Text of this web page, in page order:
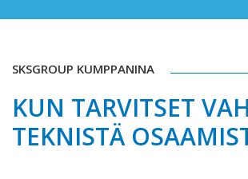
SKSGROUP KUMPPANINA
KUN TARVITSET
TEKNISTÄ